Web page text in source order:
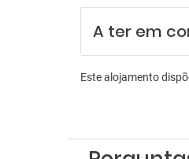
A ter em
Este alojamento